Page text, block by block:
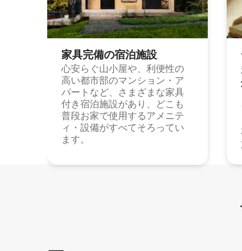
家具完備の宿⁠泊⁠施⁠設
心安らぐ山小屋や、利便性の
高い都市部のマンション・ア
パートなど、さまざまな家具
付き宿泊施設があり、どこも
普段お家で使用するアメニテ
ィ・設備がすべてそろってい
ます。